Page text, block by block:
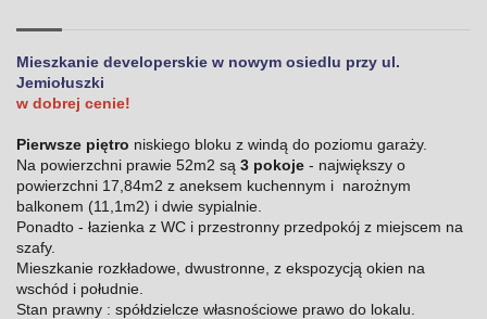
Mieszkanie developerskie w nowym osiedlu przy ul.
Jemiołuszki
w dobrej cenie!
Pierwsze piętro niskiego bloku z windą do poziomu garaży.
Na powierzchni prawie 52m2 są 3 pokoje - największy o
powierzchni 17,84m2 z aneksem kuchennym i narożnym
balkonem (11,1m2) i dwie sypialnie.
Ponadto - łazienka z WC i przestronny przedpokój z miejscem na
szafy.
Mieszkanie rozkładowe, dwustronne, z ekspozycją okien na
wschód i południe.
Stan prawny : spółdzielcze własnościowe prawo do lokalu.